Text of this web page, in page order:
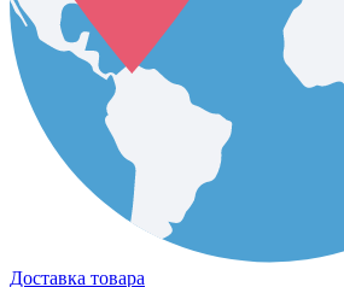
Доставка товара